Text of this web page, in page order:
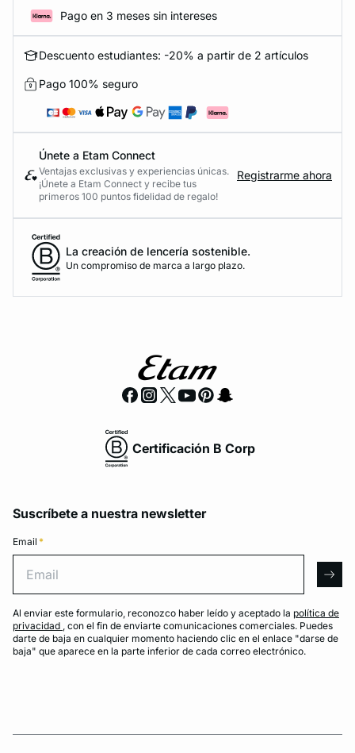
Pago en 3 meses sin intereses
Descuento estudiantes: -20% a partir de 2 artículos
Pago 100% seguro
Únete a Etam Connect
Ventajas exclusivas y experiencias únicas.
¡Únete a Etam Connect y recibe tus
primeros 100 puntos fidelidad de regalo!
Registrarme ahora
La creación de lencería sostenible.
Un compromiso de marca a largo plazo.
Certificación B Corp
Suscríbete a nuestra newsletter
Email *
Al enviar este formulario, reconozco haber leído y aceptado la política de
privacidad , con el fin de enviarte comunicaciones comerciales. Puedes
darte de baja en cualquier momento haciendo clic en el enlace "darse de
baja" que aparece en la parte inferior de cada correo electrónico.